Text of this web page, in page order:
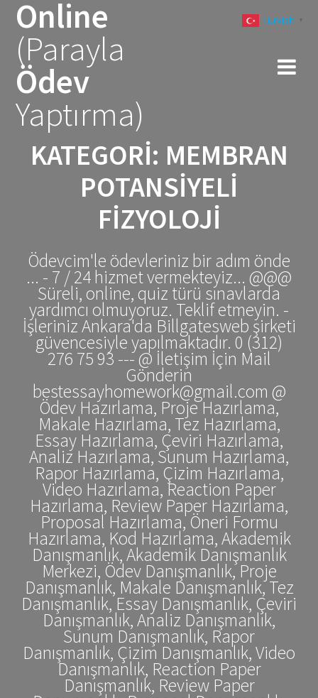
Online
(Parayla
Ödev
Yaptırma)
KATEGORI: MEMBRAN
POTANSIYELI
FIZYOLOJI
Ödevcim'le ödevleriniz bir adım önde
... - 7 / 24 hizmet vermekteyiz... @@@
Süreli, online, quiz türü sınavlarda
yardımcı olmuyoruz. Teklif etmeyin. -
İşleriniz Ankara'da Billgatesweb şirketi
güvencesiyle yapılmaktadır. 0 (312)
276 75 93 --- @ İletişim İçin Mail
Gönderin
bestessayhomework@gmail.com @
Ödev Hazırlama, Proje Hazırlama,
Makale Hazırlama, Tez Hazırlama,
Essay Hazırlama, Çeviri Hazırlama,
Analiz Hazırlama, Sunum Hazırlama,
Rapor Hazırlama, Çizim Hazırlama,
Video Hazırlama, Reaction Paper
Hazırlama, Review Paper Hazırlama,
Proposal Hazırlama, Öneri Formu
Hazırlama, Kod Hazırlama, Akademik
Danışmanlık, Akademik Danışmanlık
Merkezi, Ödev Danışmanlık, Proje
Danışmanlık, Makale Danışmanlık, Tez
Danışmanlık, Essay Danışmanlık, Çeviri
Danışmanlık, Analiz Danışmanlık,
Sunum Danışmanlık, Rapor
Danışmanlık, Çizim Danışmanlık, Video
Danışmanlık, Reaction Paper
Danışmanlık, Review Paper
Turkish ▼